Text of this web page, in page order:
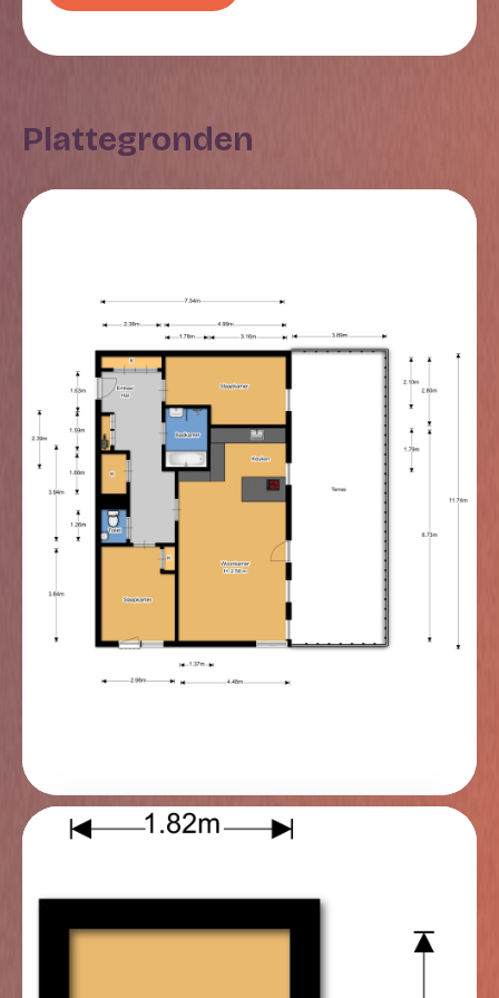
met open keuken. Via de glazen deur heb je direct
stoomoven (Bosch) met warmhoudladen, koelkast
met vriezer onderin en een Quooker. Op de vloer in de
Vanuit de ruime hal zijn tevens twee slaapkamers, de
badkamer en het separaat gelegen toilet te bereiken.
Beide slaapkamers hebben een houten vloer en
schilderwerk wanden. Een bijzonder kenmerk van één
van de slaapkamers is het grote raampartij van vloer
tot plafond, inclusief een Frans balkon, dat zorgt voor
extra licht en een gevoel van ruimte. De badkamer is
uitgerust met een ligbad, aparte douche,
wastafelmeubel en een spiegel met
spiegelverwarming. De wanden zijn tot circa 1.80
meter betegeld. Het separaat gelegen toilet is
vrijhangend en voorzien van een fontein en is
Plattegronden